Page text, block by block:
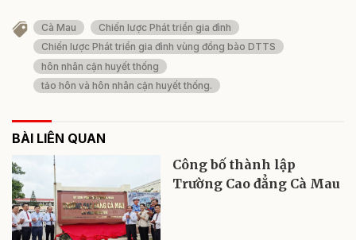
Cà Mau
Chiến lược Phát triển gia đình
Chiến lược Phát triển gia đình vùng đồng bào DTTS
hôn nhân cận huyết thống
tảo hôn và hôn nhân cận huyết thống.
BÀI LIÊN QUAN
Công bố thành lập
Trường Cao đẳng Cà Mau